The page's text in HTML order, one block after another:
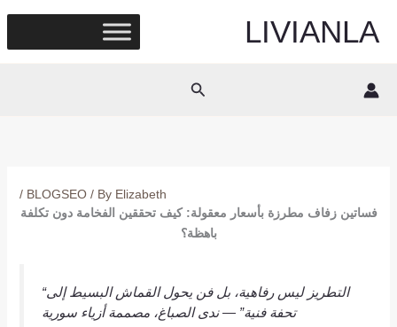
content
LIVIANLA
Search
/ BLOGSEO/ By Elizabeth
فساتين زفاف مطرزة بأسعار معقولة: كيف تحققين الفخامة دون تكلفة
باهظة؟
“التطريز ليس رفاهية، بل فن يحول القماش البسيط إلى
تحفة فنية” —ندى الصباغ، مصممة أزياء سورية